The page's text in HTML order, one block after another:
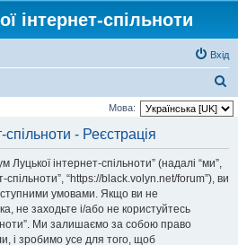
інтернет-спільноти
Вхід
о
Мова:
- Реєстрація
інтернет-спільноти” (надалі “ми”,
спільноти”, “https://black.volyn.net/forum”), ви
умовами. Якщо ви не
не заходьте і/або не користуйтесь
Ми залишаємо за собою право
і зробимо усе для того, щоб